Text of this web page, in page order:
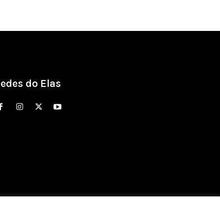
do Elas